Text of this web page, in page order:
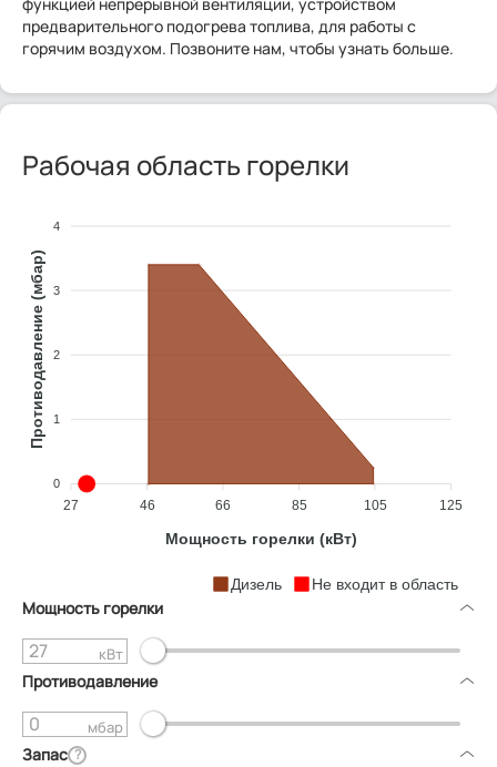
предварительного подогрева топлива, для работы с
горячим воздухом. Позвоните нам, чтобы узнать больше.
Рабочая область горелки
4
3
2
1
0
Противодавление (мбар)
27 46 66 85 105 125
Мощность горелки (кВт)
Дизель Не входит в область
Мощность горелки
кВт
Противодавление
мбар
Запас ?